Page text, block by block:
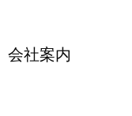
会社案内